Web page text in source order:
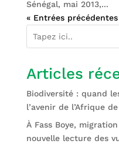
Sénégal, mai 2013,...
« Entrées précédentes
Articles
Biodiversité : quand
l’avenir de l’Afrique de
À Fass Boye,
nouvelle lecture des